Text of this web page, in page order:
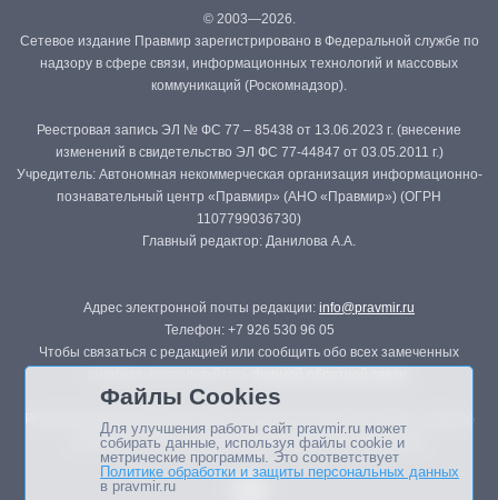
© 2003—2026.
Сетевое издание Правмир зарегистрировано в Федеральной службе по
надзору в сфере связи, информационных технологий и массовых
коммуникаций (Роскомнадзор).
Реестровая запись ЭЛ № ФС 77 – 85438 от 13.06.2023 г. (внесение
изменений в свидетельство ЭЛ ФС 77-44847 от 03.05.2011 г.)
Учредитель: Автономная некоммерческая организация информационно-
познавательный центр «Правмир» (АНО «Правмир») (ОГРН
1107799036730)
Главный редактор: Данилова А.А.
Адрес электронной почты редакции: info@pravmir.ru
Телефон: +7 926 530 96 05
Чтобы связаться с редакцией или сообщить обо всех замеченных
Републикация материалов сайта в печатных изданиях (книгах, прессе)
возможна только с письменного разрешения редакции.
Файлы Cookies
Для улучшения работы сайт pravmir.ru может
собирать данные, используя файлы cookie и
метрические программы. Это соответствует
Политике обработки и защиты персональных данных
в pravmir.ru